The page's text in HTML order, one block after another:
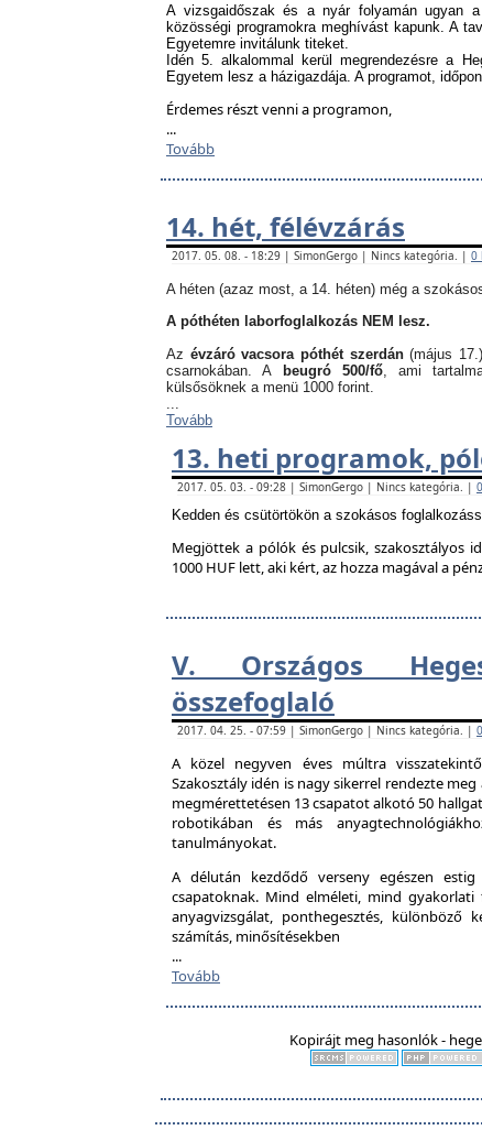
A vizsgaidőszak és a nyár folyamán ugyan
közösségi programokra meghívást kapunk. A
Egyetemre invitálunk titeket.
Idén 5. alkalommal kerül megrendezésre a
Egyetem lesz a házigazdája. A programot,
Érdemes részt venni a programon,
...
Tovább
14. hét, félévzárás
2017. 05. 08. - 18:29 | SimonGergo | Nincs kategória. | 0
A héten (azaz most, a 14. héten) még a
A póthéten laborfoglalkozás NEM lesz.
Az évzáró vacsora póthét szerdán(május
csarnokában. A beugró 500/fő , ami
külsősöknek a menü 1000 forint.
Tovább
13. heti programok,
2017. 05. 03. - 09:28 | SimonGergo | Nincs kategória. |
Kedden és csütörtökön a szokásos
Megjöttek a pólók és pulcsik, szakosztályos
1000 HUF lett, aki kért, az hozza magával a
V. Országos
összefoglaló
2017. 04. 25. - 07:59 | SimonGergo | Nincs kategória. |
A közel negyven éves múltra
Szakosztály idén is nagy sikerrel rendezte meg
megmérettetésen 13 csapatot alkotó 50
robotikában és más
tanulmányokat.
A délután kezdődő verseny egészen
csapatoknak. Mind elméleti, mind
anyagvizsgálat, ponthegesztés, különböző
számítás, minősítésekben
...
Tovább
Kopirájt meg hasonlók -